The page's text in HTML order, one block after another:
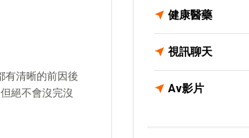
有清晰的前因後
絕不會沒完沒
健康醫藥
視訊聊天
Av影片